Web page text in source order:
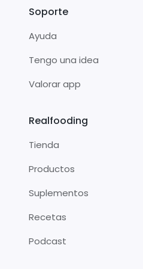
Soporte
Ayuda
Tengo una idea
Valorar app
Realfooding
Tienda
Productos
Suplementos
Recetas
Podcast